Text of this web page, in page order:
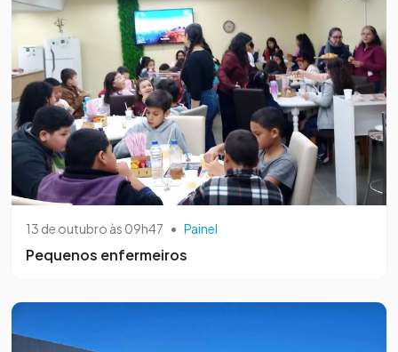
13 de outubro às 09h47 • Painel
Pequenos enfermeiros